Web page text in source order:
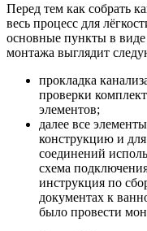
Перед тем как собрать
весь процесс для
основные пункты в
монтажа выглядит
прокладка
проверки
элементов;
далее все
конструкцию и
соединений
схема
инструкция по
документах к
было провести